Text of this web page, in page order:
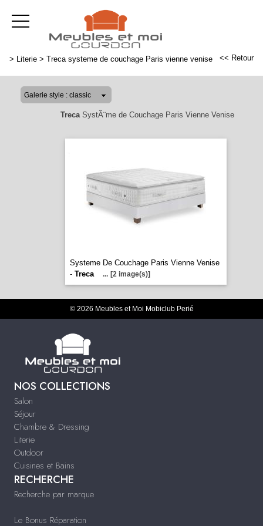
> Literie > Treca systeme de couchage Paris vienne venise << Retour
TrecaSystÃ¨me de Couchage Paris Vienne Venise
Systeme De Couchage Paris Vienne Venise
- Treca ... [2 image(s)]
© 2026 Meubles et Moi Mobiclub Perié
NOS COLLECTIONS
Salon
Séjour
Chambre & Dressing
Literie
Outdoor
Cuisines et Bains
RECHERCHE
Recherche par marque
Le Bonus Réparation